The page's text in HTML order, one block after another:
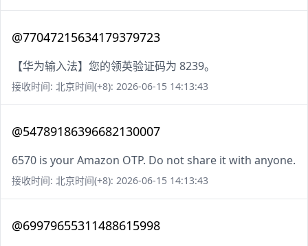
@77047215634179379723
【华为输入法】您的领英验证码为 8239。
接收时间: 北京时间(+8): 2026-06-15 14:13:43
@54789186396682130007
6570 is your Amazon OTP. Do not share it with anyone.
接收时间: 北京时间(+8): 2026-06-15 14:13:43
@69979655311488615998